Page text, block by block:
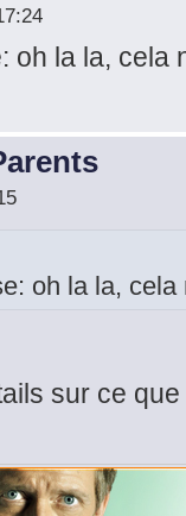
oh la la, cela
oh la la,
sur ce